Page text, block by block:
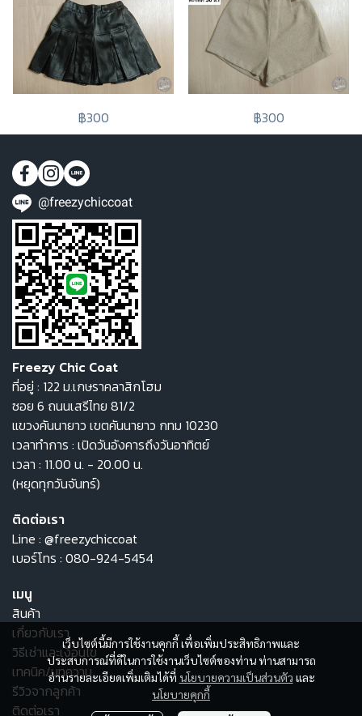
฿300 ฿300
เว็บไซต์นี้มีการใช้งานคุกกี้ เพื่อเพิ่มประสิทธิภาพและ
ประสบการณ์ที่ดีในการใช้งานเว็บไซต์ของท่าน ท่านสามารถ
อ่านรายละเอียดเพิ่มเติมได้ที่ นโยบายความเป็นส่วนตัว และ
นโยบายคุกกี้
@freezychiccoat
Freezy Chic Coat
ที่อยู่ : 122 ม.เกษราคลาสิกโฮม
ซอย 6 ถนนเสรีไทย 81/2
แขวงคันนายาว เขตคันนายาว กทม 10230
เวลาทำการ : เปิดวันอังคารถึงวันอาทิตย์
เวลา : 11.00 น. - 20.00 น.
(หยุดทุกวันจันทร์)
ติดต่อเรา
Line : @freezychiccoat
เบอร์โทร : 080-924-5454
เมนู
สินค้า
เกี่ยวกับเรา
วิธีเช่าและเงื่อนไข
เทคนิค/บทความ
รีวิวจากลูกค้า
ติดต่อเรา